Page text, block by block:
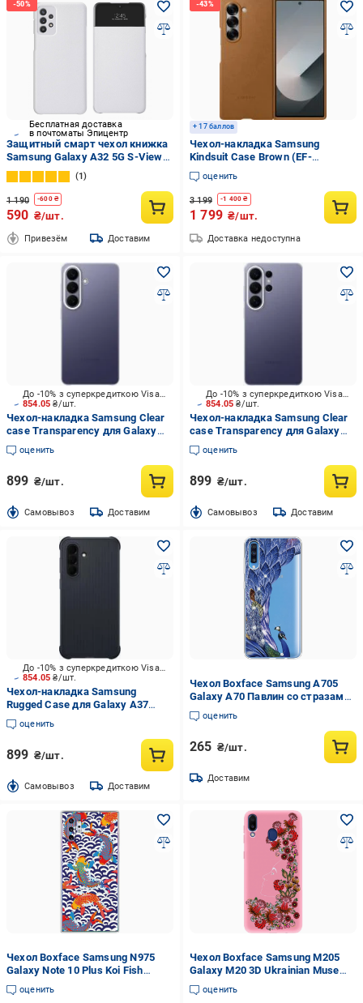
Бесплатная доставка
в почтоматы Эпицентр
Защитный смарт чехол книжка
Samsung Galaxy A32 5G S-View
Flip Cover (Clear View) Белый
1
1 190 -600₴
590 ₴/шт.
Привезём Доставим
+ 17 баллов
Чехол-накладка Samsung
Kindsuit Case Brown (EF-
VF956PACGUA) для Fold6
оценить
3 199 -1 400 ₴
1 799 ₴/шт.
Доставка недоступна
854.05₴/шт.
До -10% з суперкредиткою Visa Вигода
Чехол-накладка Samsung Clear
case Transparency для Galaxy
S26 (EF-QS942CTEGWW)
оценить
899 ₴/шт.
Cамовывоз Доставим
854.05₴/шт.
До -10% з суперкредиткою Visa Вигода
Чехол-накладка Samsung Clear
case Transparency для Galaxy
S26 Ultra (EF-QS948CTEGWW)
оценить
899 ₴/шт.
Cамовывоз Доставим
854.05₴/шт.
До -10% з суперкредиткою Visa Вигода
Чехол-накладка Samsung
Rugged Case для Galaxy A37
Black (EF-RA376CBEGWW)
оценить
899 ₴/шт.
Cамовывоз Доставим
Чехол Boxface Samsung A705
Galaxy A70 Павлин со стразами
Прозрачный силикон (36860-
rs7-36860)
оценить
265 ₴/шт.
Доставим
Чехол Boxface Samsung N975
Galaxy Note 10 Plus Koi Fish
Прозрачный силикон (37686-
up2477-37686)
оценить
Чехол Boxface Samsung M205
Galaxy M20 3D Ukrainian Muse
Розовый силикон (36205-bk64-
43046)
оценить